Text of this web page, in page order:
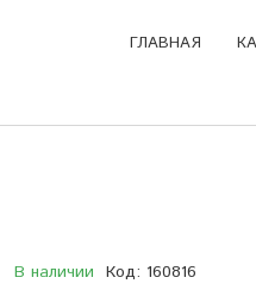
ГЛАВНАЯ
В наличии Код: 160816